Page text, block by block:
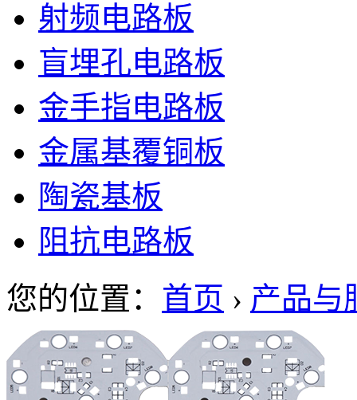
射频电路板
盲埋孔电路板
金手指电路板
金属基覆铜板
陶瓷基板
阻抗电路板
您的位置： 首页 › 产品与